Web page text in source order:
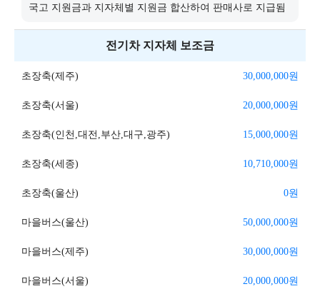
국고 지원금과 지자체별 지원금 합산하여 판매사로 지급됨
전기차 지자체 보조금
초장축(제주) 30,000,000원
초장축(서울) 20,000,000원
초장축(인천,대전,부산,대구,광주) 15,000,000원
초장축(세종) 10,710,000원
초장축(울산) 0원
마을버스(울산) 50,000,000원
마을버스(제주) 30,000,000원
마을버스(서울) 20,000,000원